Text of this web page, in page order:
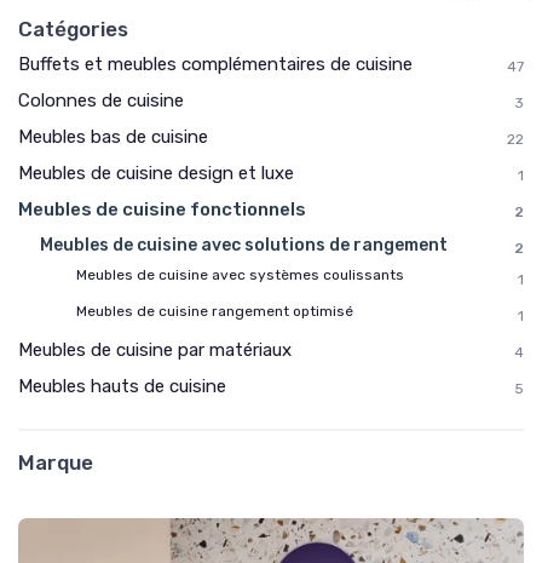
Catégories
Buffets et meubles complémentaires de cuisine 47
Colonnes de cuisine 3
Meubles bas de cuisine 22
Meubles de cuisine design et luxe 1
Meubles de cuisine fonctionnels 2
Meubles de cuisine avec solutions de rangement
2
Meubles de cuisine avec systèmes coulissants
1
Meubles de cuisine rangement optimisé
1
Meubles de cuisine par matériaux 4
Meubles hauts de cuisine 5
Marque